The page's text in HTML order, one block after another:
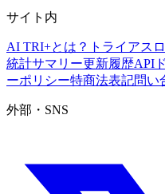
サイト内
AI TRI+とは？ トライアス
統計サマリー更新履歴API
ーポリシー特商法表記問い
外部・SNS